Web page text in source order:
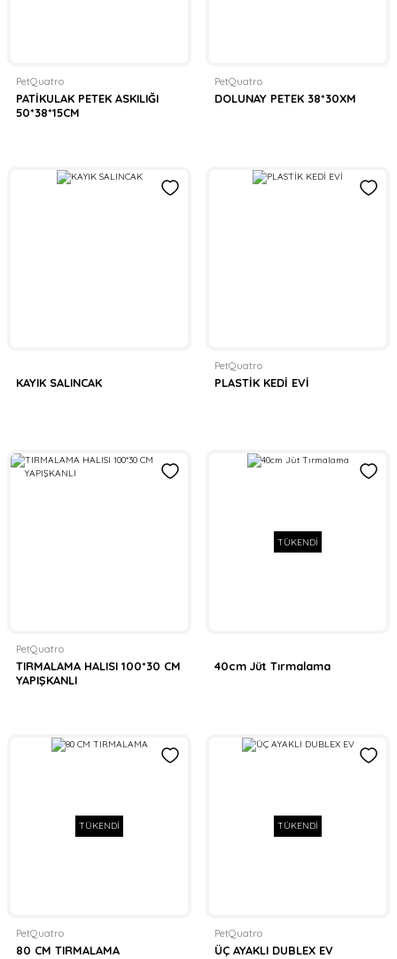
PetQuatro
PATİKULAK PETEK ASKILIĞI
50*38*15CM
PetQuatro
DOLUNAY PETEK 38*30XM
KAYIK SALINCAK
PetQuatro
PLASTİK KEDİ EVİ
PetQuatro
TIRMALAMA HALISI 100*30 CM
YAPIŞKANLI
TÜKENDİ
40cm Jüt Tırmalama
TÜKENDİ
PetQuatro
80 CM TIRMALAMA
TÜKENDİ
PetQuatro
ÜÇ AYAKLI DUBLEX EV